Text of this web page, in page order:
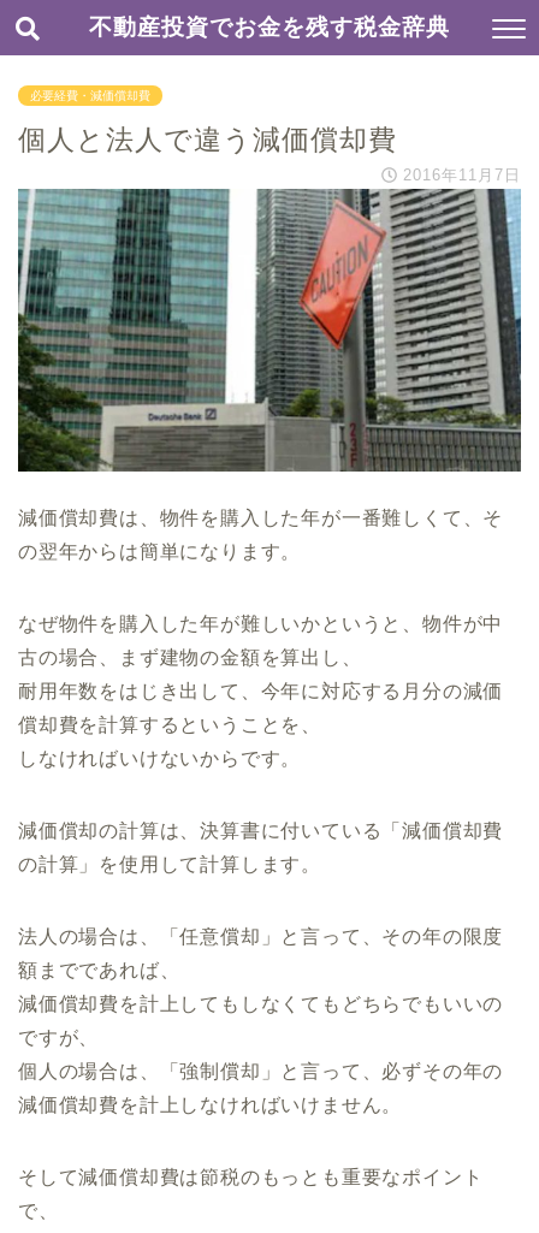
不動産投資でお金を残す税金辞典
必要経費・減価償却費
個人と法人で違う減価償却費
2016年11月7日
減価償却費は、物件を購入した年が一番難しくて、そ
の翌年からは簡単になります。
なぜ物件を購入した年が難しいかというと、物件が中
古の場合、まず建物の金額を算出し、
耐用年数をはじき出して、今年に対応する月分の減価
償却費を計算するということを、
しなければいけないからです。
減価償却の計算は、決算書に付いている「減価償却費
の計算」を使用して計算します。
法人の場合は、「任意償却」と言って、その年の限度
額までであれば、
減価償却費を計上してもしなくてもどちらでもいいの
ですが、
個人の場合は、「強制償却」と言って、必ずその年の
減価償却費を計上しなければいけません。
そして減価償却費は節税のもっとも重要なポイント
で、